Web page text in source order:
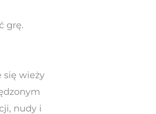
grę.
się wieży
nudy i